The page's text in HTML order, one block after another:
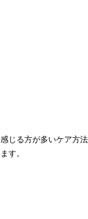
じる方が多いケア方
す。